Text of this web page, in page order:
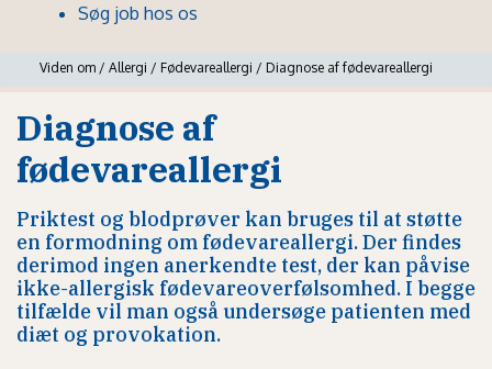
Søg job hos os
Viden om / Allergi / Fødevareallergi / Diagnose af fødevareallergi
Diagnose af
fødevareallergi
Priktest og blodprøver kan bruges til at støtte
en formodning om fødevareallergi. Der findes
derimod ingen anerkendte test, der kan påvise
ikke-allergisk fødevareoverfølsomhed. I begge
tilfælde vil man også undersøge patienten med
diæt og provokation.